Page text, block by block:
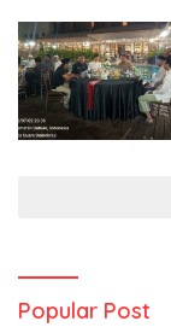
Popular Post